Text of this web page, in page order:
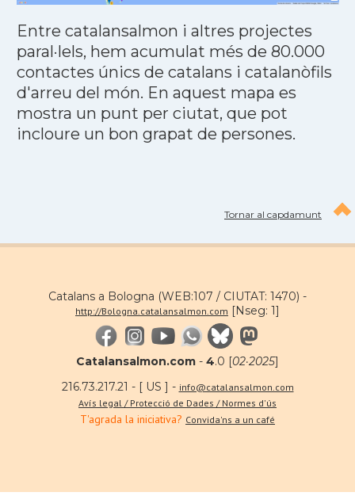
Entre catalansalmon i altres projectes
paral·lels, hem acumulat més de 80.000
contactes únics de catalans i catalanòfils
d'arreu del món. En aquest mapa es
mostra un punt per ciutat, que pot
incloure un bon grapat de persones.
Tornar al capdamunt
Catalans a Bologna (WEB:107 / CIUTAT: 1470) -
http://Bologna.catalansalmon.com [Nseg: 1]
Catalansalmon.com - 4.0 [02·2025]
216.73.217.21 - [ US ] - info@catalansalmon.com
Avís legal / Protecció de Dades / Normes d'ús
T'agrada la iniciativa? Convida'ns a un café